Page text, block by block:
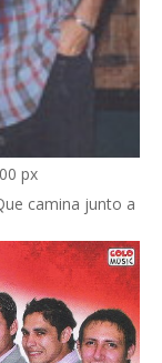
px
camina junto a